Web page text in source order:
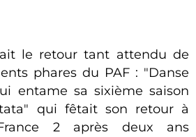
le retour tant attendu de
phares du PAF : "Danse
entame sa sixième saison
qui fêtait son retour à
2 après deux ans